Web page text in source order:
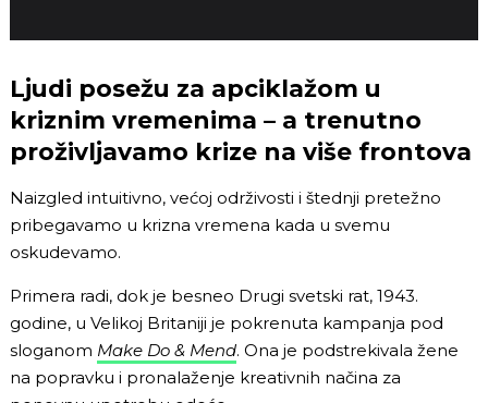
Ljudi posežu za apciklažom u
kriznim vremenima – a trenutno
proživljavamo krize na više frontova
Naizgled intuitivno, većoj održivosti i štednji pretežno
pribegavamo u krizna vremena kada u svemu
oskudevamo.
Primera radi, dok je besneo Drugi svetski rat, 1943.
godine, u Velikoj Britaniji je pokrenuta kampanja pod
sloganom Make Do & Mend. Ona je podstrekivala žene
na popravku i pronalaženje kreativnih načina za